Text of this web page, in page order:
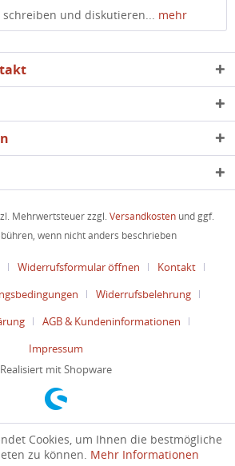
schreiben und diskutieren... mehr
Mehrwertsteuer zzgl. Versandkosten und ggf.
wenn nicht anders beschrieben
Widerrufsformular öffnen
Kontakt
Widerrufsbelehrung
AGB & Kundeninformationen
Impressum
Realisiert mit Shopware
Cookies, um Ihnen die bestmögliche
zu können. Mehr Informationen